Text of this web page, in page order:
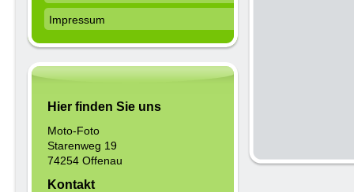
Impressum
Hier finden Sie uns
Moto-Foto
Starenweg 19
74254 Offenau
Kontakt